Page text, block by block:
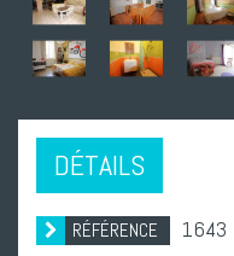
DÉTAILS
RÉFÉRENCE 1643